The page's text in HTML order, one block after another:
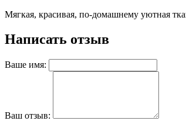
Мягкая, красивая, по-домашнему уютная
Написать отзыв
Ваше имя:
Ваш отзыв: